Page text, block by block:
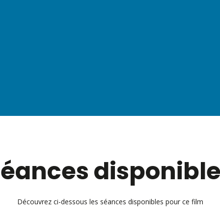
Découvrez ci-dessous les séances disponibles pour ce film